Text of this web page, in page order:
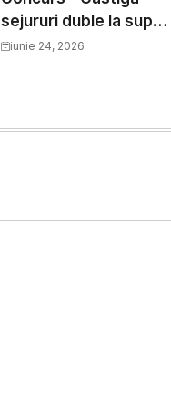
sejururi duble la super
concerte in Europa
iunie 24, 2026